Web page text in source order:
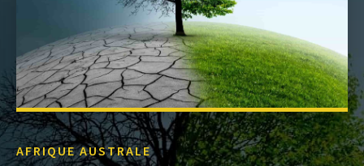
AFRIQUE AUSTRALE